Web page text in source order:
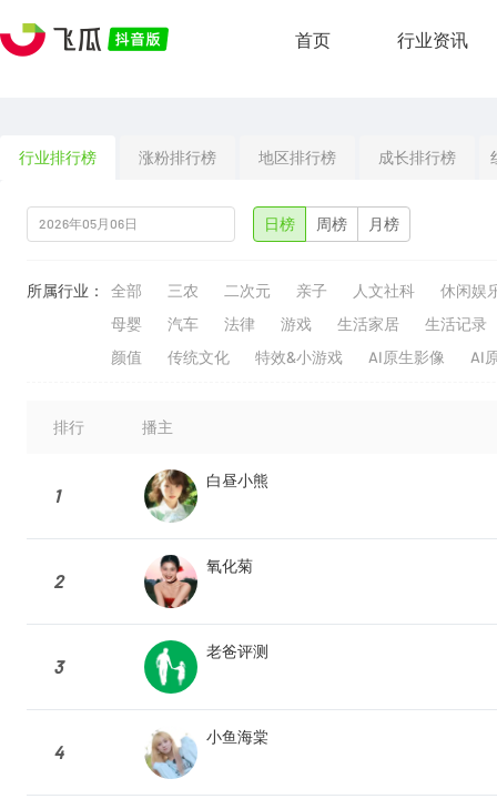
首页 行业资讯
行业排行榜 涨粉排行榜 地区排行榜 成长排行榜
日榜 周榜 月榜
所属行业： 全部 三农 二次元 亲子 人文社科
休闲娱
母婴
汽车 法律 游戏 生活家居
生活记录
颜值
传统文化 特效&小游戏 AI原生影像 AI
排行 播主
1
白昼小熊
2
氧化菊
3
老爸评测
4
小鱼海棠